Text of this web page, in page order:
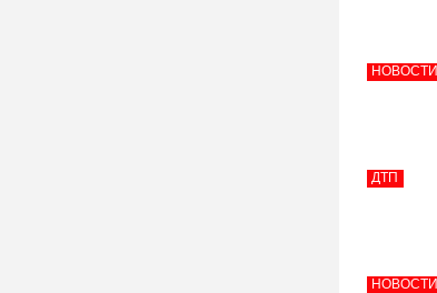
НОВОСТИ
ДТП
НОВОСТИ